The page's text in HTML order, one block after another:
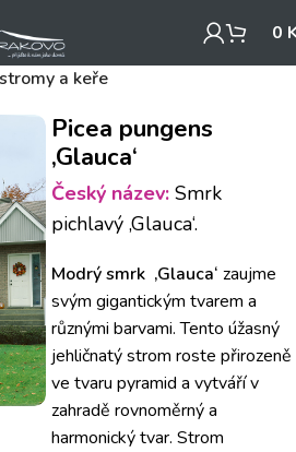
0
a keře
Picea pungens
‚Glauca‘
Český název: Smrk
pichlavý ‚Glauca‘.
Modrý smrk ‚Glauca‘ zaujme
svým gigantickým tvarem a
různými barvami.Tento úžasný
jehličnatý strom roste přirozeně
ve tvaru pyramid a vytváří v
zahradě rovnoměrný a
harmonický tvar. Strom